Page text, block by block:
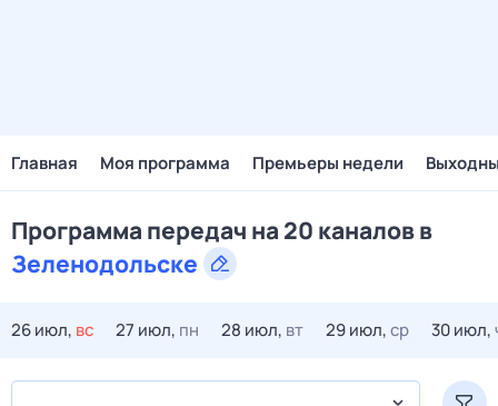
Главная Моя программа Премьеры недели
Программа передач на 20 каналов в
Зеленодольске
26 июл, вс 27 июл, пн 28 июл, вт 29 июл,ср 30 июл,